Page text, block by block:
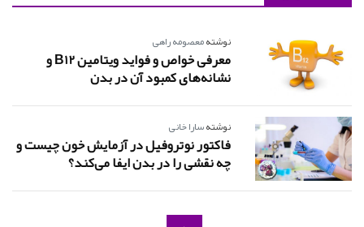
نوشتهمعصومه راهی
معرفی خواص و فواید ویتامین B12 و
نشانه‌های کمبود آن در بدن
نوشتهسارا خانی
فاکتور نوتروفیل در آزمایش خون چیست و
چه نقشی را در بدن ایفا می‌کند؟